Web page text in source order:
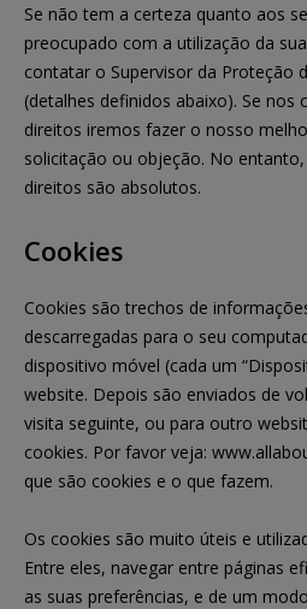
Se não tem a certeza quanto aos
preocupado com a utilização da
contatar o Supervisor da Proteção
(detalhes definidos abaixo). Se nos
direitos iremos fazer o nosso
solicitação ou objeção. No
direitos são absolutos.
Cookies
Cookies são trechos de
descarregadas para o seu
dispositivo móvel (cada um
website. Depois são enviados de
visita seguinte, ou para outro
cookies. Por favor veja:
que são cookies e o que fazem.
Os cookies são muito úteis e
Entre eles, navegar entre páginas
as suas preferências, e de um